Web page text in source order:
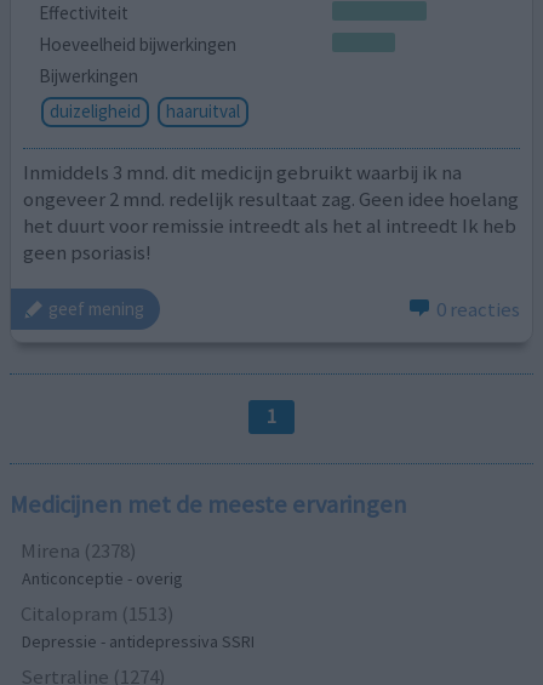
Effectiviteit
Hoeveelheid bijwerkingen
Bijwerkingen
duizeligheid
haaruitval
Inmiddels 3 mnd. dit medicijn gebruikt waarbij ik na
ongeveer 2 mnd. redelijk resultaat zag. Geen idee hoelang
het duurt voor remissie intreedt als het al intreedt Ik heb
geen psoriasis!
geef mening 0 reacties
1
Medicijnen met de meeste ervaringen
Mirena (2378)
Anticonceptie - overig
Citalopram (1513)
Depressie - antidepressiva SSRI
Sertraline (1274)